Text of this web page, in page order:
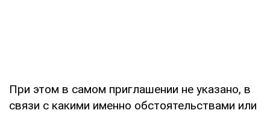
При этом в самом приглашении не указано, в
связи с какими именно обстоятельствами или